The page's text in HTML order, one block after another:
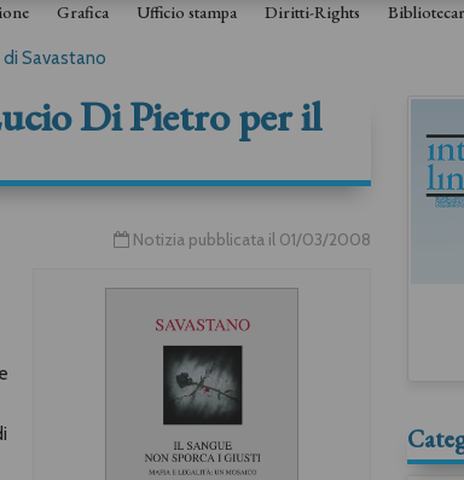
Grafica Ufficio stampa Diritti-Rights
Savastano
Di Pietro per il
Notizia pubblicata il 01/03/2008